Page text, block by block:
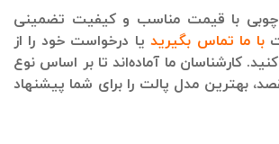
چوبی با قیمت مناسب و کیفیت تضمینی
با ما تماس بگیرید یا درخواست خود را از
کارشناسان ما آماده‌اند تا بر اساس نوع
بهترین مدل پالت را برای شما پیشنهاد